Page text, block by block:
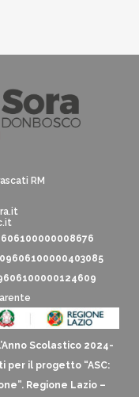
RM
Scolastico 2024-
per il progetto “ASC:
Regione Lazio –